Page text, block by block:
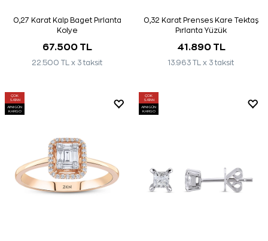
0,27 Karat Kalp Baget Pırlanta
Kolye
67.500 TL
22.500 TL x 3 taksit
0,32 Karat Prenses Kare Tektaş
Pırlanta Yüzük
41.890 TL
13.963 TL x 3 taksit
ÇOK
SATAN
AYNI GÜN
KARGO
ÇOK
SATAN
AYNI GÜN
KARGO